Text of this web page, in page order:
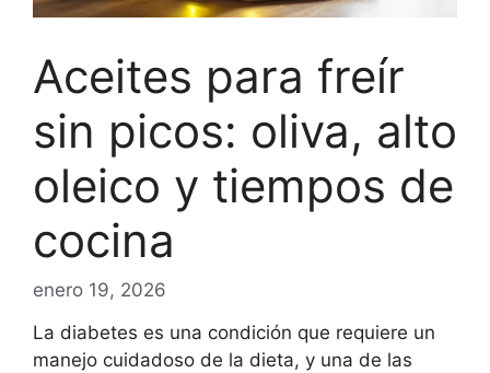
Aceites para freír
sin picos: oliva, alto
oleico y tiempos de
cocina
enero 19, 2026
La diabetes es una condición que requiere un
manejo cuidadoso de la dieta, y una de las